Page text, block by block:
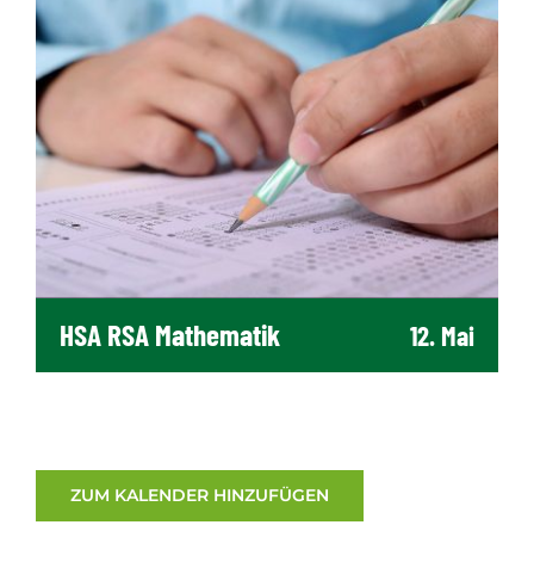
HSA RSA Mathematik 12. Mai
ZUM KALENDER HINZUFÜGEN